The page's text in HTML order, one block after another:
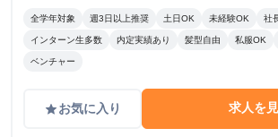
全学年対象 週3日以上推奨 土日OK 未経験OK 社
インターン生多数 内定実績あり 髪型自由 私服OK
ベンチャー
gradeお気に入り 求人を